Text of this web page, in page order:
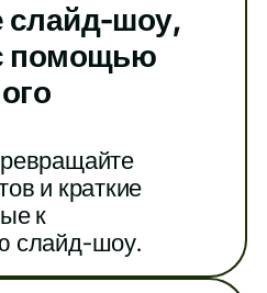
слайд-шоу,
помощью
и краткие
к
слайд-шоу.